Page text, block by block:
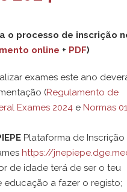
o processo de inscrição
online + PDF)
exames este ano
(Regulamento de
Exames 2024 e Normas 01
Plataforma de
https://
de idade terá de ser o teu
educação a fazer o registo;